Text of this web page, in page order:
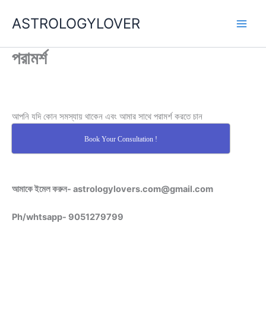
ASTROLOGYLOVER
পরামর্শ
আপনি যদি কোন সমস্যায় থাকেন এবং আমার সাথে পরামর্শ করতে চান
Book Your Consultation !
আমাকে ইমেল করুন- astrologylovers.com@gmail.com
Ph/whtsapp- 9051279799